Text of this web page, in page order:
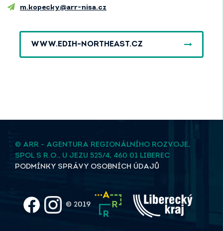
m.kopecky@arr-nisa.cz
WWW.EDIH-NORTHEAST.CZ
© ARR - AGENTURA REGIONÁLNÍHO ROZVOJE,
SPOL S R.O., U JEZU 525/4, 460 01 LIBEREC
PODMÍNKY SPRÁVY OSOBNÍCH ÚDAJŮ
© 2019